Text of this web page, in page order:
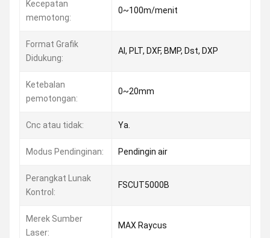
Kecepatan
memotong:
0~100m/menit
Format Grafik
Didukung:
AI, PLT, DXF, BMP, Dst, DXP
Ketebalan
pemotongan:
0~20mm
Cnc atau tidak: Ya.
Modus Pendinginan: Pendingin air
Perangkat Lunak
Kontrol:
FSCUT5000B
Merek Sumber
Laser:
MAX Raycus